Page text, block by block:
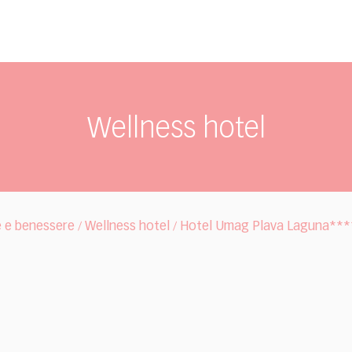
Wellness hotel
e benessere / Wellness hotel / Hotel Umag Plava